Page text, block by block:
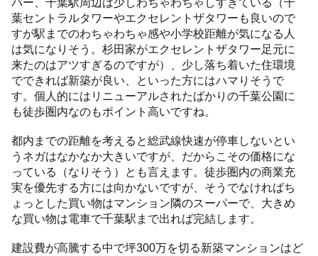
葉セントラルタワーやエクセレントザタワーも良いので
すが駅までのわちゃわちゃ感や小学校距離が気になる人
は気になりそう。杉田家がエクセレントザタワー足元に
来たのはアツすぎるのですが）、少し落ち着いた住環境
でできれば新築が良い、といった方にはハマりそうで
す。個人的にはリニューアルされたばかりの千葉公園に
も徒歩圏内なのもポイント高いですね。
都内までの距離を考えると総武線快速が停車しないとい
うネガはなかなか大きいですが、だからこその価格にな
っている（なりそう）とも言えます。徒歩圏内の商業充
実を優先する方には向かないですが、そうでなければち
ょっとした買い物はマンション隣のスーパーで、大きめ
な買い物は電車で千葉駅まで出れば完結します。
建設費が高騰する中で坪300万を切る新築マンションはど